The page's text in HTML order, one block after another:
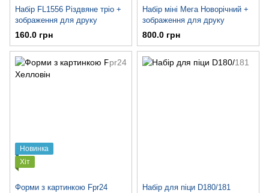
Набір FL1556 Різдвяне тріо +
зображення для друку
160.0 грн
Набір міні Мега Новорічний +
зображення для друку
800.0 грн
Новинка
Хіт
Форми з картинкою Fpr24
Набір для піци D180/181